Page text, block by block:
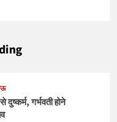
दुष्कर्म, गर्भवती होने